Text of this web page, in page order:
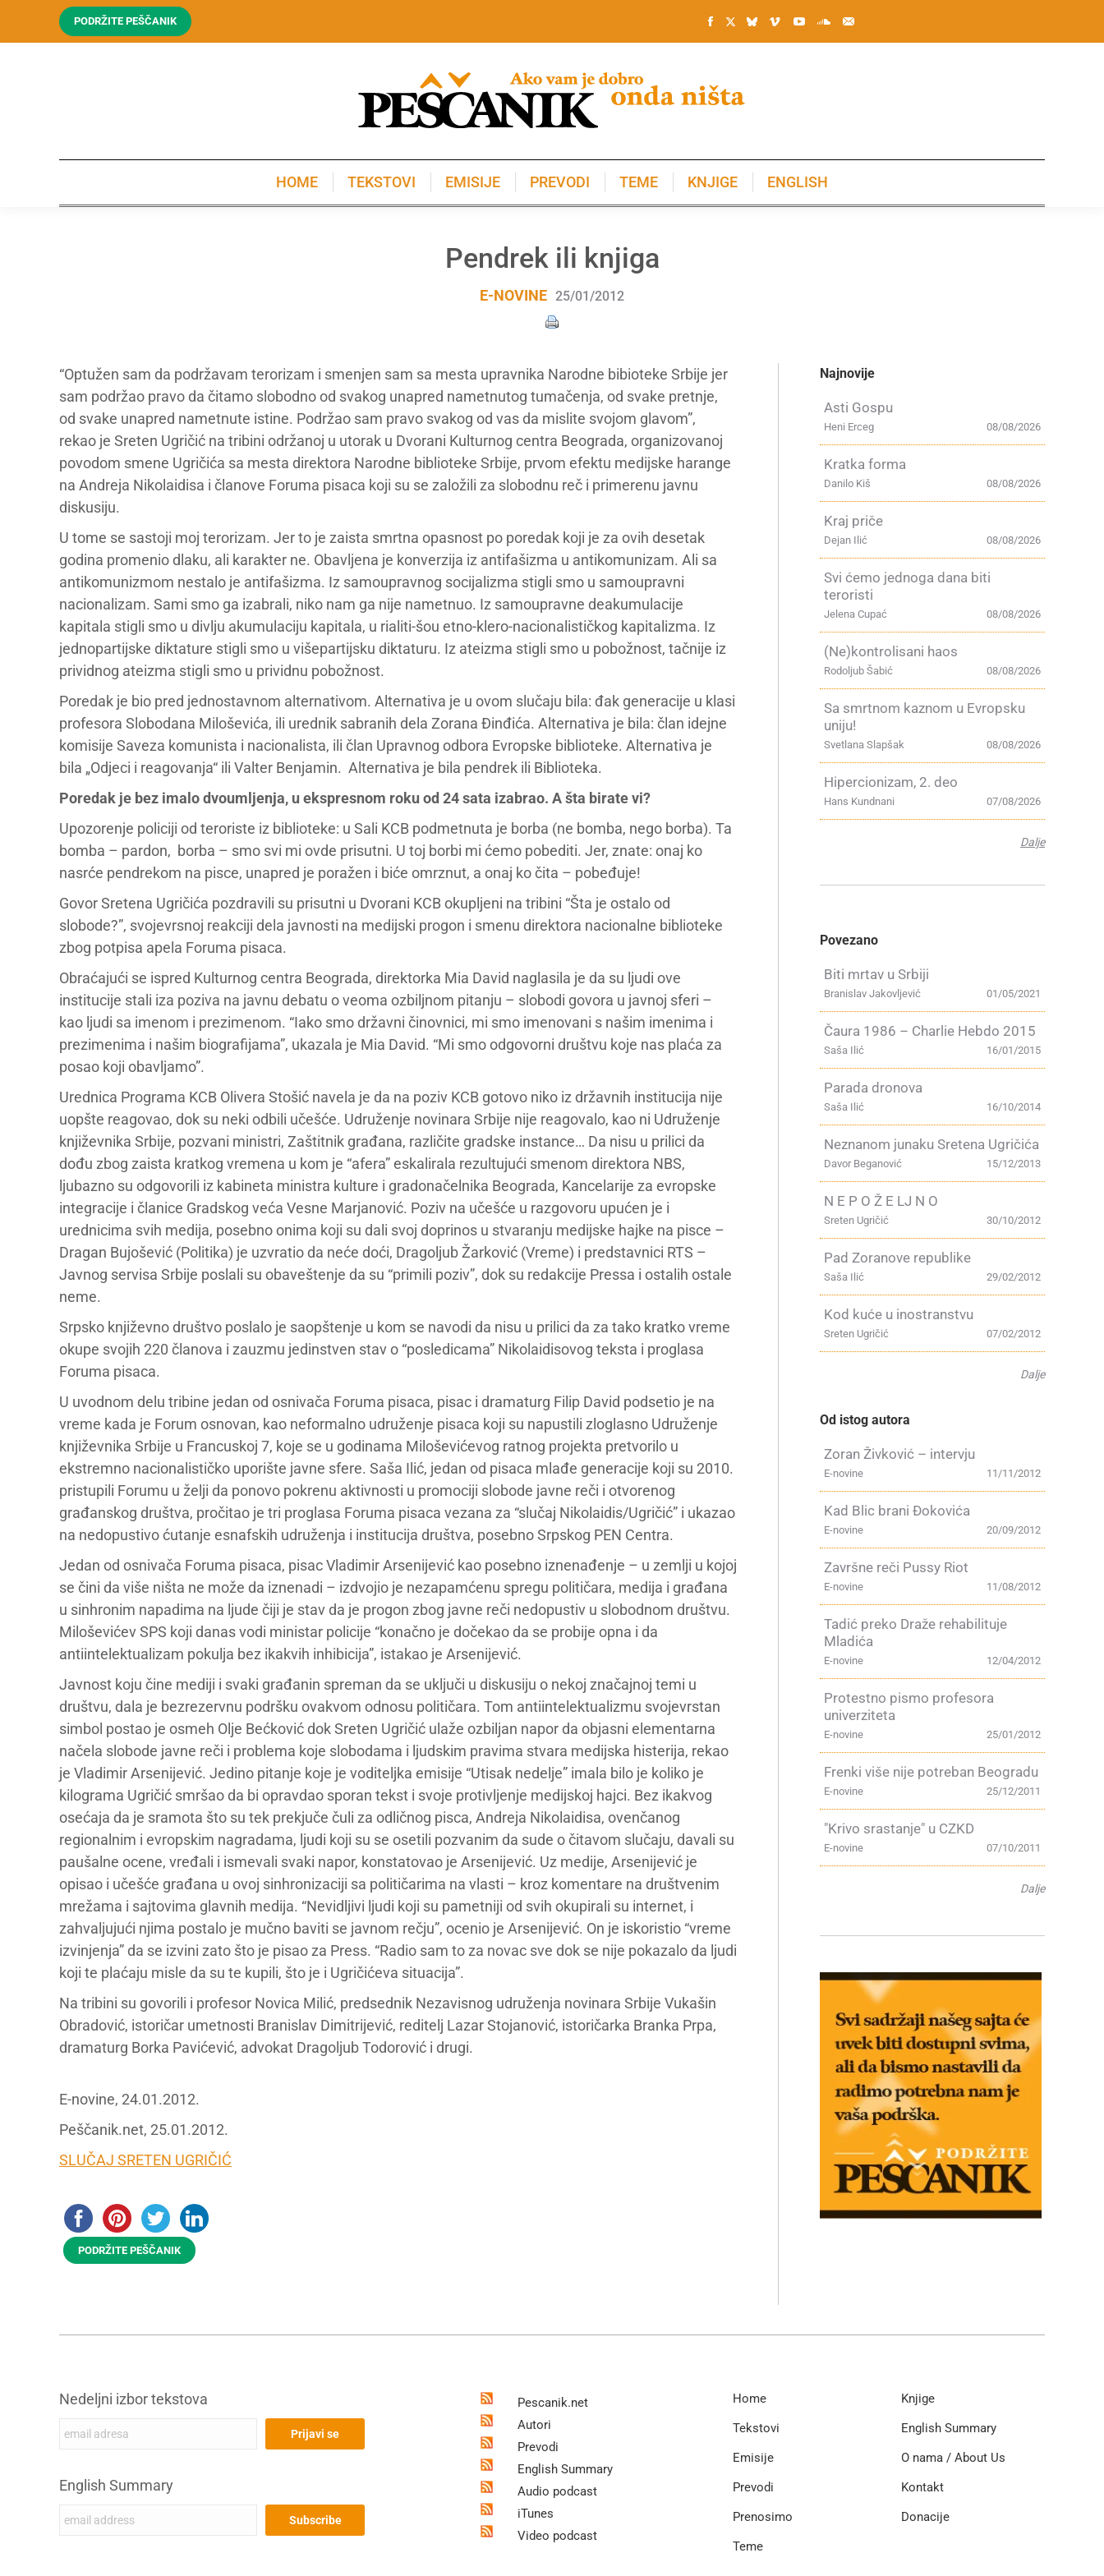
PODRŽITE PEŠČANIK
HOME TEKSTOVI EMISIJE PREVODI TEME KNJIGE ENGLISH
Pendrek ili knjiga
E-NOVINE 25/01/2012
“Optužen sam da podržavam terorizam i smenjen sam sa mesta upravnika Narodne bibioteke Srbije jer
sam podržao pravo da čitamo slobodno od svakog unapred nametnutog tumačenja, od svake pretnje,
od svake unapred nametnute istine. Podržao sam pravo svakog od vas da mislite svojom glavom”,
rekao je Sreten Ugričić na tribini održanoj u utorak u Dvorani Kulturnog centra Beograda, organizovanoj
povodom smene Ugričića sa mesta direktora Narodne biblioteke Srbije, prvom efektu medijske harange
na Andreja Nikolaidisa i članove Foruma pisaca koji su se založili za slobodnu reč i primerenu javnu
diskusiju.
U tome se sastoji moj terorizam. Jer to je zaista smrtna opasnost po poredak koji je za ovih desetak
godina promenio dlaku, ali karakter ne. Obavljena je konverzija iz antifašizma u antikomunizam. Ali sa
antikomunizmom nestalo je antifašizma. Iz samoupravnog socijalizma stigli smo u samoupravni
nacionalizam. Sami smo ga izabrali, niko nam ga nije nametnuo. Iz samoupravne deakumulacije
kapitala stigli smo u divlju akumulaciju kapitala, u rialiti-šou etno-klero-nacionalističkog kapitalizma. Iz
jednopartijske diktature stigli smo u višepartijsku diktaturu. Iz ateizma stigli smo u pobožnost, tačnije iz
prividnog ateizma stigli smo u prividnu pobožnost.
Poredak je bio pred jednostavnom alternativom. Alternativa je u ovom slučaju bila: đak generacije u klasi
profesora Slobodana Miloševića, ili urednik sabranih dela Zorana Đinđića. Alternativa je bila: član idejne
komisije Saveza komunista i nacionalista, ili član Upravnog odbora Evropske biblioteke. Alternativa je
bila „Odjeci i reagovanja“ ili Valter Benjamin. Alternativa je bila pendrek ili Biblioteka.
Poredak je bez imalo dvoumljenja, u ekspresnom roku od 24 sata izabrao. A šta birate vi?
Upozorenje policiji od teroriste iz biblioteke: u Sali KCB podmetnuta je borba (ne bomba, nego borba). Ta
bomba – pardon, borba – smo svi mi ovde prisutni. U toj borbi mi ćemo pobediti. Jer, znate: onaj ko
nasrće pendrekom na pisce, unapred je poražen i biće omrznut, a onaj ko čita – pobeđuje!
Govor Sretena Ugričića pozdravili su prisutni u Dvorani KCB okupljeni na tribini “Šta je ostalo od
slobode?”, svojevrsnoj reakciji dela javnosti na medijski progon i smenu direktora nacionalne biblioteke
zbog potpisa apela Foruma pisaca.
Obraćajući se ispred Kulturnog centra Beograda, direktorka Mia David naglasila je da su ljudi ove
institucije stali iza poziva na javnu debatu o veoma ozbiljnom pitanju – slobodi govora u javnoj sferi –
kao ljudi sa imenom i prezimenom. “Iako smo državni činovnici, mi smo imenovani s našim imenima i
prezimenima i našim biografijama”, ukazala je Mia David. “Mi smo odgovorni društvu koje nas plaća za
posao koji obavljamo”.
Urednica Programa KCB Olivera Stošić navela je da na poziv KCB gotovo niko iz državnih institucija nije
uopšte reagovao, dok su neki odbili učešće. Udruženje novinara Srbije nije reagovalo, kao ni Udruženje
književnika Srbije, pozvani ministri, Zaštitnik građana, različite gradske instance… Da nisu u prilici da
dođu zbog zaista kratkog vremena u kom je “afera” eskalirala rezultujući smenom direktora NBS,
ljubazno su odgovorili iz kabineta ministra kulture i gradonačelnika Beograda, Kancelarije za evropske
integracije i članice Gradskog veća Vesne Marjanović. Poziv na učešće u razgovoru upućen je i
urednicima svih medija, posebno onima koji su dali svoj doprinos u stvaranju medijske hajke na pisce –
Dragan Bujošević (Politika) je uzvratio da neće doći, Dragoljub Žarković (Vreme) i predstavnici RTS –
Javnog servisa Srbije poslali su obaveštenje da su “primili poziv”, dok su redakcije Pressa i ostalih ostale
neme.
Srpsko književno društvo poslalo je saopštenje u kom se navodi da nisu u prilici da za tako kratko vreme
okupe svojih 220 članova i zauzmu jedinstven stav o “posledicama” Nikolaidisovog teksta i proglasa
Foruma pisaca.
U uvodnom delu tribine jedan od osnivača Foruma pisaca, pisac i dramaturg Filip David podsetio je na
vreme kada je Forum osnovan, kao neformalno udruženje pisaca koji su napustili zloglasno Udruženje
književnika Srbije u Francuskoj 7, koje se u godinama Miloševićevog ratnog projekta pretvorilo u
ekstremno nacionalističko uporište javne sfere. Saša Ilić, jedan od pisaca mlađe generacije koji su 2010.
pristupili Forumu u želji da ponovo pokrenu aktivnosti u promociji slobode javne reči i otvorenog
građanskog društva, pročitao je tri proglasa Foruma pisaca vezana za “slučaj Nikolaidis/Ugričić” i ukazao
na nedopustivo ćutanje esnafskih udruženja i institucija društva, posebno Srpskog PEN Centra.
Jedan od osnivača Foruma pisaca, pisac Vladimir Arsenijević kao posebno iznenađenje – u zemlji u kojoj
se čini da više ništa ne može da iznenadi – izdvojio je nezapamćenu spregu političara, medija i građana
u sinhronim napadima na ljude čiji je stav da je progon zbog javne reči nedopustiv u slobodnom društvu.
Miloševićev SPS koji danas vodi ministar policije “konačno je dočekao da se probije opna i da
antiintelektualizam pokulja bez ikakvih inhibicija”, istakao je Arsenijević.
Javnost koju čine mediji i svaki građanin spreman da se uključi u diskusiju o nekoj značajnoj temi u
društvu, dala je bezrezervnu podršku ovakvom odnosu političara. Tom antiintelektualizmu svojevrstan
simbol postao je osmeh Olje Bećković dok Sreten Ugričić ulaže ozbiljan napor da objasni elementarna
načela slobode javne reči i problema koje slobodama i ljudskim pravima stvara medijska histerija, rekao
je Vladimir Arsenijević. Jedino pitanje koje je voditeljka emisije “Utisak nedelje” imala bilo je koliko je
kilograma Ugričić smršao da bi opravdao sporan tekst i svoje protivljenje medijskoj hajci. Bez ikakvog
osećaja da je sramota što su tek prekjuče čuli za odličnog pisca, Andreja Nikolaidisa, ovenčanog
regionalnim i evropskim nagradama, ljudi koji su se osetili pozvanim da sude o čitavom slučaju, davali su
paušalne ocene, vređali i ismevali svaki napor, konstatovao je Arsenijević. Uz medije, Arsenijević je
opisao i učešće građana u ovoj sinhronizaciji sa političarima na vlasti – kroz komentare na društvenim
mrežama i sajtovima glavnih medija. “Nevidljivi ljudi koji su pametniji od svih okupirali su internet, i
zahvaljujući njima postalo je mučno baviti se javnom rečju”, ocenio je Arsenijević. On je iskoristio “vreme
izvinjenja” da se izvini zato što je pisao za Press. “Radio sam to za novac sve dok se nije pokazalo da ljudi
koji te plaćaju misle da su te kupili, što je i Ugričićeva situacija”.
Na tribini su govorili i profesor Novica Milić, predsednik Nezavisnog udruženja novinara Srbije Vukašin
Obradović, istoričar umetnosti Branislav Dimitrijević, reditelj Lazar Stojanović, istoričarka Branka Prpa,
dramaturg Borka Pavićević, advokat Dragoljub Todorović i drugi.
E-novine, 24.01.2012.
Peščanik.net, 25.01.2012.
SLUČAJ SRETEN UGRIČIĆ
PODRŽITE PEŠČANIK
Najnovije
Asti Gospu
08/08/2026
Heni Erceg
Kratka forma
08/08/2026
Danilo Kiš
Kraj priče
08/08/2026
Dejan Ilić
Svi ćemo jednoga dana biti
teroristi
08/08/2026
Jelena Cupać
(Ne)kontrolisani haos
08/08/2026
Rodoljub Šabić
Sa smrtnom kaznom u Evropsku
uniju!
08/08/2026
Svetlana Slapšak
Hipercionizam, 2. deo
07/08/2026
Hans Kundnani
Dalje
Povezano
Biti mrtav u Srbiji
01/05/2021
Branislav Jakovljević
Čaura 1986 – Charlie Hebdo 2015
16/01/2015
Saša Ilić
Parada dronova
16/10/2014
Saša Ilić
Neznanom junaku Sretena Ugričića
15/12/2013
Davor Beganović
N E P O Ž E LJ N O
30/10/2012
Sreten Ugričić
Pad Zoranove republike
29/02/2012
Saša Ilić
Kod kuće u inostranstvu
07/02/2012
Sreten Ugričić
Dalje
Od istog autora
Zoran Živković – intervju
11/11/2012
E-novine
Kad Blic brani Đokovića
20/09/2012
E-novine
Završne reči Pussy Riot
11/08/2012
E-novine
Tadić preko Draže rehabilituje
Mladića
12/04/2012
E-novine
Protestno pismo profesora
univerziteta
25/01/2012
E-novine
Frenki više nije potreban Beogradu
25/12/2011
E-novine
"Krivo srastanje" u CZKD
07/10/2011
E-novine
Dalje
Nedeljni izbor tekstova
English Summary
Pescanik.net
Autori
Prevodi
English Summary
Audio podcast
iTunes
Video podcast
Home
Tekstovi
Emisije
Prevodi
Prenosimo
Teme
Knjige
English Summary
O nama / About Us
Kontakt
Donacije
KNJIGE ENGLISH